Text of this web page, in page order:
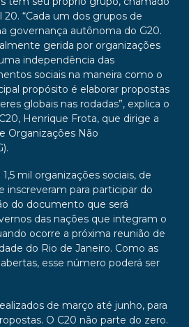
20. “Cada um dos grupos de
governança autônoma do G20.
gerida por organizações
independência das
sociais na maneira como o
propósito é elaborar propostas
globais nas rodadas”, explica o
Henrique Frota, que dirige a
Organizações Não
mil organizações sociais, de
inscreveram para participar do
do documento que será
das nações que integram o
ocorre a próxima reunião de
do Rio de Janeiro. Como as
esse número poderá ser
de março até junho, para
O C20 não parte do zero.